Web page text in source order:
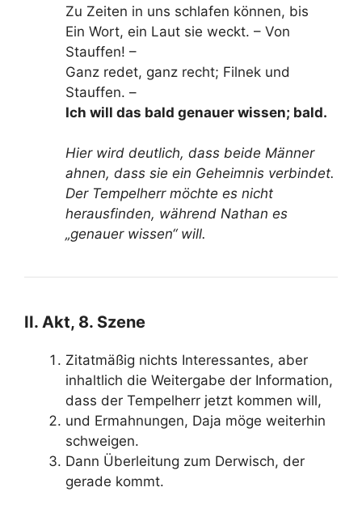
Zu Zeiten in uns schlafen können, bis
Ein Wort, ein Laut sie weckt. – Von
Stauffen! –
Ganz redet, ganz recht; Filnek und
Stauffen. –
Ich will das bald genauer wissen; bald.
Hier wird deutlich, dass beide Männer
ahnen, dass sie ein Geheimnis verbindet.
Der Tempelherr möchte es nicht
herausfinden, während Nathan es
„genauer wissen“ will.
II. Akt, 8. Szene
Zitatmäßig nichts Interessantes, aber
inhaltlich die Weitergabe der Information,
dass der Tempelherr jetzt kommen will,
und Ermahnungen, Daja möge weiterhin
schweigen.
Dann Überleitung zum Derwisch, der
gerade kommt.